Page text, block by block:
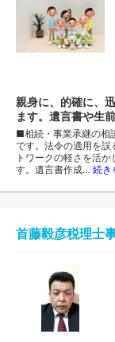
親身に、的確に、
ます。遺言書や生
■相続・事業承継の相
です。法令の適用を誤
トワークの軽さを活
す。遺言書作成… 続き
首藤毅彦税理士